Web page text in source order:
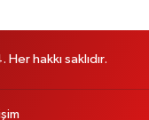
hakkı saklıdır.